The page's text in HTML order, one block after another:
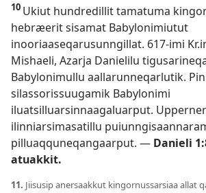
10 Ukiut hundredillit tamatuma
hebræerit sisamat Babylonimiutut
inooriaaseqarusunngillat. 617-imi
Mishaeli, Azarja Danielilu
Babylonimullu aallarunneqarlutik.
silassorissuugamik Babylonimi
iluatsilluarsinnaagaluarput.
ilinniarsimasatillu
pilluaqquneqangaarput. — Danieli
atuakkit.
11. Jiisusip anersaakkut kingornussarsiaa allat